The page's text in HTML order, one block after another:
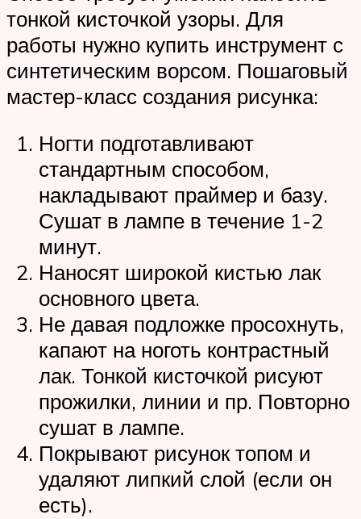
тонкой кисточкой узоры. Для
работы нужно купить инструмент с
синтетическим ворсом. Пошаговый
мастер-класс создания рисунка:
Ногти подготавливают
стандартным способом,
накладывают праймер и базу.
Сушат в лампе в течение 1-2
минут.
Наносят широкой кистью лак
основного цвета.
Не давая подложке просохнуть,
капают на ноготь контрастный
лак. Тонкой кисточкой рисуют
прожилки, линии и пр. Повторно
сушат в лампе.
Покрывают рисунок топом и
удаляют липкий слой (если он
есть).